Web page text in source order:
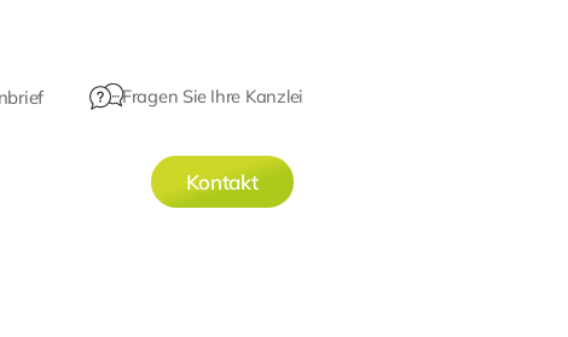
Fragen Sie Ihre Kanzlei
Kontakt